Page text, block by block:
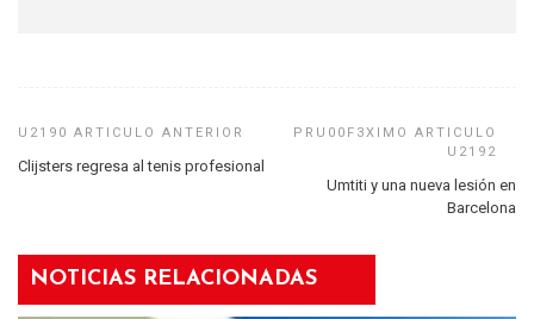
Clijsters regresa al tenis profesional
Umtiti y una nueva lesión en
Barcelona
NOTICIAS RELACIONADAS